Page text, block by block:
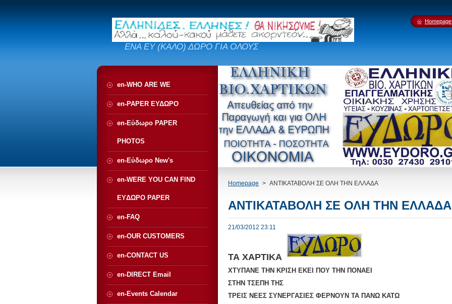
ΕΝΑ ΕΥ (ΚΑΛΟ) ΔΩΡΟ ΓΙΑ ΟΛΟΥΣ
Homepage > ΑΝΤΙΚΑΤΑΒΟΛΗ ΣΕ ΟΛΗ ΤΗΝ ΕΛΛΑΔΑ
ΑΝΤΙΚΑΤΑΒΟΛΗ ΣΕ ΟΛΗ ΤΗΝ ΕΛΛΑΔΑ
21/03/2012 23:11
ΤΑ ΧΑΡΤΙΚΑ
ΧΤΥΠΑΝΕ ΤΗΝ ΚΡΙΣΗ ΕΚΕΙ ΠΟΥ ΤΗΝ ΠΟΝΑΕΙ
ΣΤΗΝ ΤΣΕΠΗ ΤΗΣ
ΤΡΕΙΣ ΝΕΕΣ ΣΥΝΕΡΓΑΣΙΕΣ ΦΕΡΝΟΥΝ ΤΑ ΠΑΝΩ ΚΑΤΩ
en-WHO ARE WE
en-PAPER ΕΥΔΩΡΟ
en-Εύδωρο PAPER
PHOTOS
en-Εύδωρο New's
en-WERE YOU CAN FIND
EYΔΩΡΟ PAPER
en-FAQ
en-OUR CUSTOMERS
en-CONTACT US
en-DIRECT Email
en-Events Calendar
Homepage